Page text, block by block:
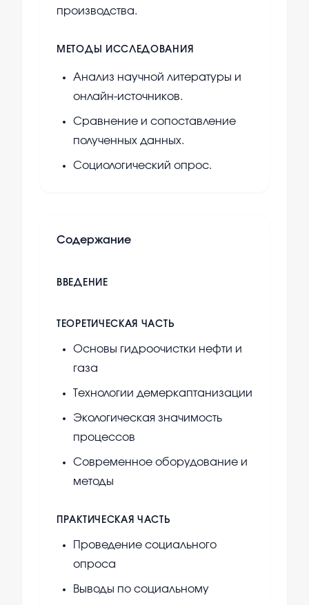
производства.
МЕТОДЫ ИССЛЕДОВАНИЯ
Анализ научной литературы и
онлайн-источников.
Сравнение и сопоставление
полученных данных.
Социологический опрос.
Содержание
ВВЕДЕНИЕ
ТЕОРЕТИЧЕСКАЯ ЧАСТЬ
Основы гидроочистки нефти и
газа
Технологии демеркаптанизации
Экологическая значимость
процессов
Современное оборудование и
методы
ПРАКТИЧЕСКАЯ ЧАСТЬ
Проведение социального
опроса
Выводы по социальному